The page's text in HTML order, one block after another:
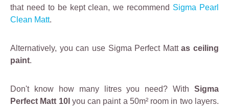
that need to be kept clean, we recommend Sigma Pearl
Clean Matt.
Alternatively, you can use Sigma Perfect Mattas ceiling
paint.
Don't know how many litres you need? With Sigma
Perfect Matt 10l you can paint a 50m² room in two layers.